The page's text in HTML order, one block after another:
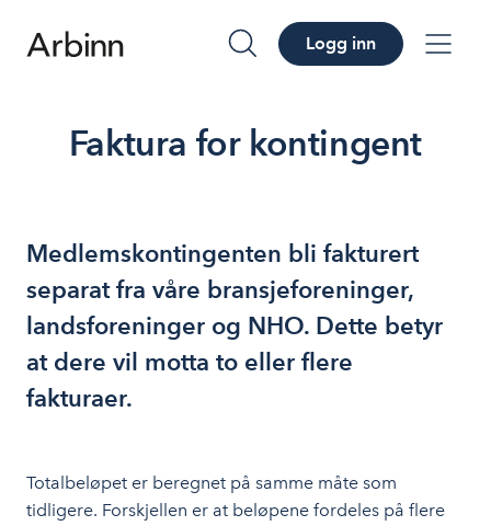
søk Logg inn
Faktura for kontingent
Medlemskontingenten bli fakturert
separat fra våre bransjeforeninger,
landsforeninger og NHO. Dette betyr
at dere vil motta to eller flere
fakturaer.
Totalbeløpet er beregnet på samme måte som
tidligere. Forskjellen er at beløpene fordeles på flere